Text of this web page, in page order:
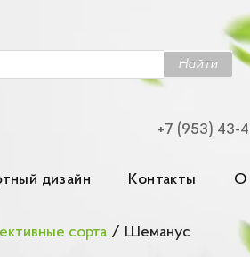
Найти
+7 (953) 43-
дизайн Контакты О
сорта / Шеманус